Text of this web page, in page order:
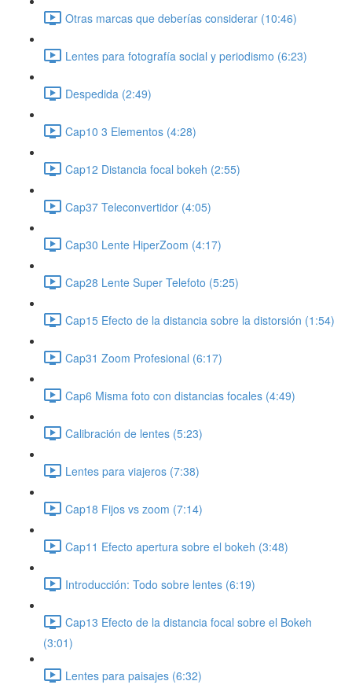
Otras marcas que deberías considerar (10:46)
Lentes para fotografía social y periodismo (6:23)
Despedida (2:49)
Cap10 3 Elementos (4:28)
Cap12 Distancia focal bokeh (2:55)
Cap37 Teleconvertidor (4:05)
Cap30 Lente HiperZoom (4:17)
Cap28 Lente Super Telefoto (5:25)
Cap15 Efecto de la distancia sobre la distorsión (1:54)
Cap31 Zoom Profesional (6:17)
Cap6 Misma foto con distancias focales (4:49)
Calibración de lentes (5:23)
Lentes para viajeros (7:38)
Cap18 Fijos vs zoom (7:14)
Cap11 Efecto apertura sobre el bokeh (3:48)
Introducción: Todo sobre lentes (6:19)
Cap13 Efecto de la distancia focal sobre el Bokeh
(3:01)
Lentes para paisajes (6:32)